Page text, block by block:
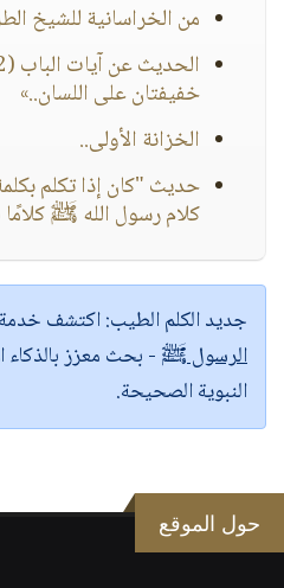
من الخراسانية للشيخ
خفيفتان على اللسان..»
الخزانة الأولى..
حديث "كان إذا تكلم
كلام رسول الله ﷺ
جديد الكلم الطيب:اكتشف خدمة
الرسول ﷺ - بحث معزز
النبوية الصحيحة.
حول الموقع